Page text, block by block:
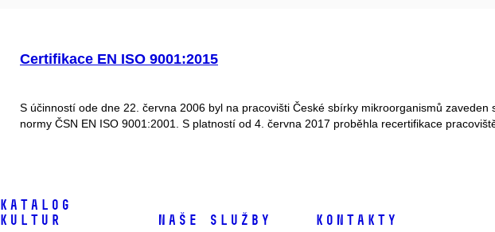
Certifikace EN ISO 9001:2015
S účinností ode dne 22. června 2006 byl na pracovišti České sbírky mikroorganismů
normy ČSN EN ISO 9001:2001. S platností od 4. června 2017 proběhla recertifikace
Katalog
kultur
Naše služby Kontakty